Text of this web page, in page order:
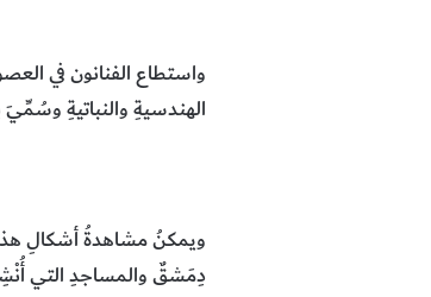
واستطاع الفنانون في
الهندسيةِ والنباتيةِ وسُمِّيَ
ويمكنُ مشاهدةُ أشكالِ
دِمَشقٌ والمساجدِ التي